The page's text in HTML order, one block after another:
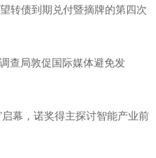
转债到期兑付暨摘牌的第四次
查局敦促国际媒体避免发
幕，诺奖得主探讨智能产业前